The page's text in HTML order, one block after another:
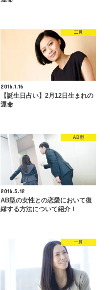
二月
2016.1.16
【誕生日占い】2月12日生まれの
運命
AB型
2016.5.12
AB型の女性との恋愛において復
縁する方法について紹介！
一月